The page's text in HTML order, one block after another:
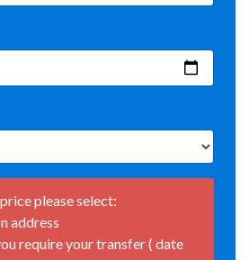
please select:
address
require your transfer ( date